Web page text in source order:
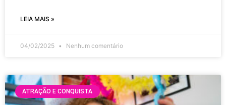
LEIA MAIS »
04/02/2025 Nenhum comentário
ATRAÇÃO E CONQUISTA